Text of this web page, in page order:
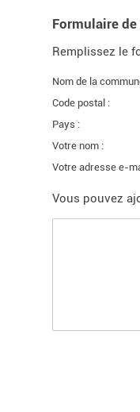
Formulaire
Remplissez le
Nom de la
Code postal :
Pays :
Votre nom :
Votre adresse e-
Vous pouvez